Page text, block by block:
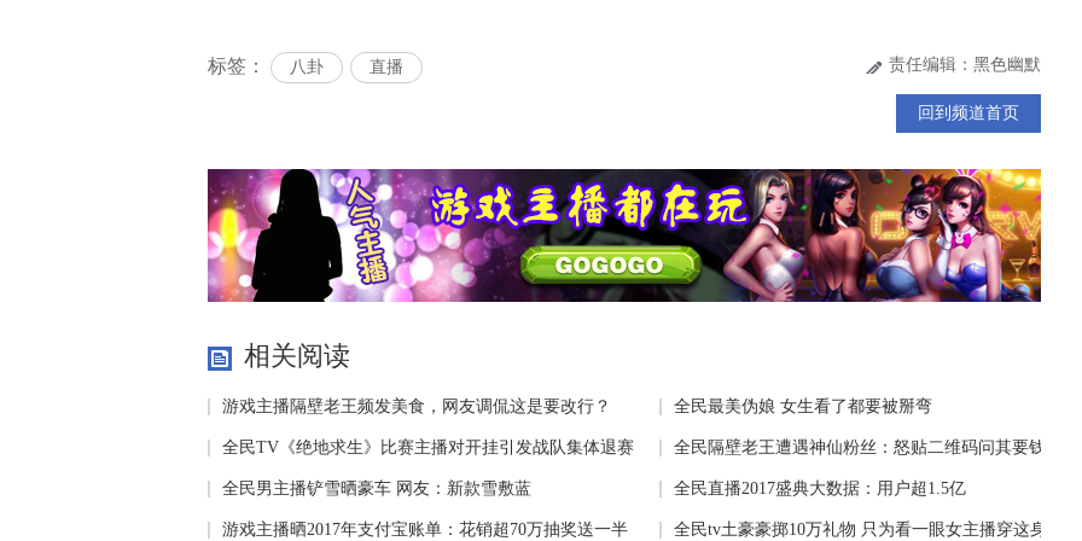
责任编辑：黑色幽默
标签： 八卦 直播
回到频道首页
相关阅读
游戏主播隔壁老王频发美食，网友调侃这是要改行？ 全民最美伪娘 女生看了都要被掰弯
全民TV《绝地求生》比赛主播对开挂引发战队集体退赛 全民隔壁老王遭遇神仙粉丝：怒贴二维码问其要钱
全民男主播铲雪晒豪车 网友：新款雪敷蓝 全民直播2017盛典大数据：用户超1.5亿
游戏主播晒2017年支付宝账单：花销超70万抽奖送一半 全民tv土豪豪掷10万礼物 只为看一眼女主播穿这身